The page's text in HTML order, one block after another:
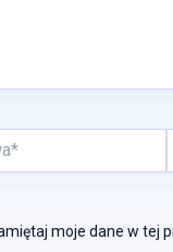
moje dane w tej